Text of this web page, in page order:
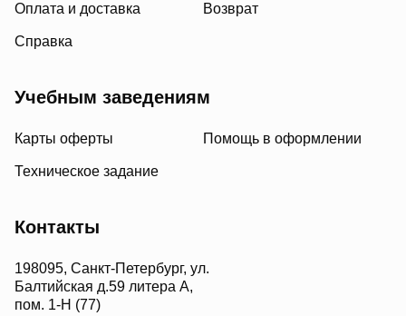
Оплата и доставка Возврат
Справка
Учебным заведениям
Карты оферты Помощь в оформлении
Техническое задание
Контакты
198095, Санкт-Петербург, ул.
Балтийская д.59 литера А,
пом. 1-Н (77)